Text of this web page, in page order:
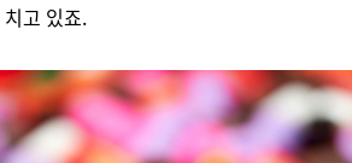
고 있죠.